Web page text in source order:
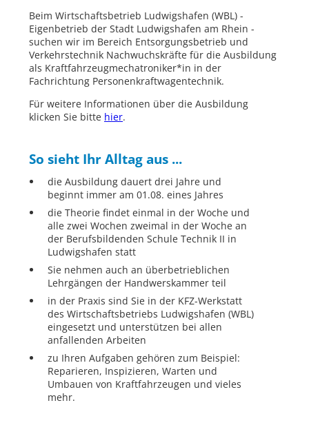
Beim Wirtschaftsbetrieb Ludwigshafen (WBL) -
Eigenbetrieb der Stadt Ludwigshafen am Rhein -
suchen wir im Bereich Entsorgungsbetrieb und
Verkehrstechnik Nachwuchskräfte für die Ausbildung
als Kraftfahrzeugmechatroniker*in in der
Fachrichtung Personenkraftwagentechnik.
Für weitere Informationen über die Ausbildung
klicken Sie bitte hier.
So sieht Ihr Alltag aus ...
die Ausbildung dauert drei Jahre und
beginnt immer am 01.08. eines Jahres
die Theorie findet einmal in der Woche und
alle zwei Wochen zweimal in der Woche an
der Berufsbildenden Schule Technik II in
Ludwigshafen statt
Sie nehmen auch an überbetrieblichen
Lehrgängen der Handwerskammer teil
in der Praxis sind Sie in der KFZ-Werkstatt
des Wirtschaftsbetriebs Ludwigshafen (WBL)
eingesetzt und unterstützen bei allen
anfallenden Arbeiten
zu Ihren Aufgaben gehören zum Beispiel:
Reparieren, Inspizieren, Warten und
Umbauen von Kraftfahrzeugen und vieles
mehr.